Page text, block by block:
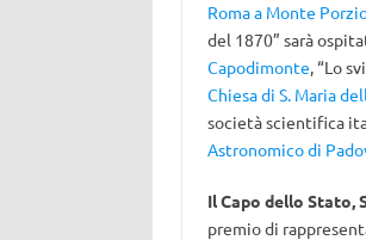
Roma a Monte
del 1870” sarà
Capodimonte, “Lo
Chiesa di S. Maria
società scientifica
Astronomico di
Il Capo dello Stato,
premio di